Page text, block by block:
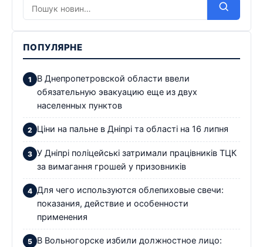
ПОПУЛЯРНЕ
В Днепропетровской области ввели
обязательную эвакуацию еще из двух
населенных пунктов
Ціни на пальне в Дніпрі та області на 16 липня
У Дніпрі поліцейські затримали працівників ТЦК
за вимагання грошей у призовників
Для чего используются облепиховые свечи:
показания, действие и особенности
применения
В Вольногорске избили должностное лицо: